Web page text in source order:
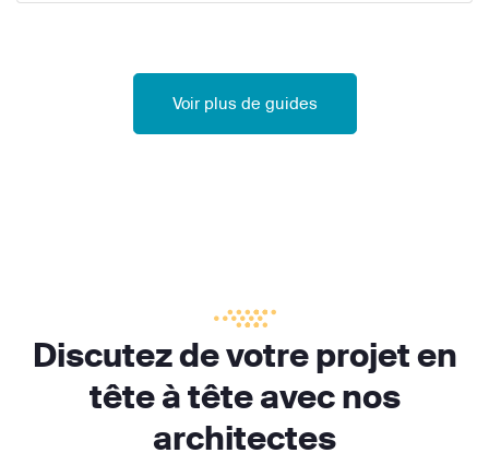
Voir plus de guides
Discutez de votre projet en
tête à tête avec nos
architectes